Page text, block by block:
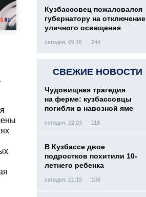
Кузбассовец пожаловался
губернатору на отключение
уличного освещения
сегодня, 09:15 244
СВЕЖИЕ НОВОСТИ
Чудовищная трагедия
на ферме: кузбассовцы
погибли в навозной яме
сегодня, 22:03 118
В Кузбассе двое
подростков похитили 10-
летнего ребенка
сегодня, 21:19 106